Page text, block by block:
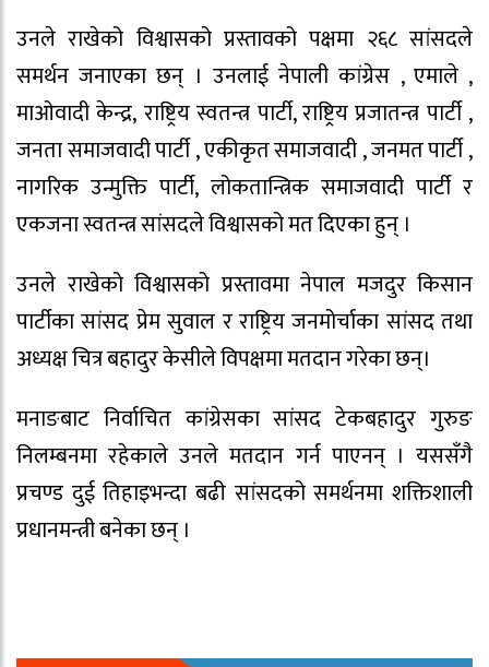
उनले राखेको विश्वासको प्रस्तावको पक्षमा २६८ सांसदले
समर्थन जनाएका छन् । उनलाई नेपाली कांग्रेस , एमाले ,
माओवादी केन्द्र, राष्ट्रिय स्वतन्त्र पार्टी, राष्ट्रिय प्रजातन्त्र पार्टी ,
जनता समाजवादी पार्टी , एकीकृत समाजवादी , जनमत पार्टी ,
नागरिक उन्मुक्ति पार्टी, लोकतान्त्रिक समाजवादी पार्टी र
एकजना स्वतन्त्र सांसदले विश्वासको मत दिएका हुन् ।
उनले राखेको विश्वासको प्रस्तावमा नेपाल मजदुर किसान
पार्टीका सांसद प्रेम सुवाल र राष्ट्रिय जनमोर्चाका सांसद तथा
अध्यक्ष चित्र बहादुर केसीले विपक्षमा मतदान गरेका छन्।
मनाङबाट निर्वाचित कांग्रेसका सांसद टेकबहादुर गुरुङ
निलम्बनमा रहेकाले उनले मतदान गर्न पाएनन् । यससँगै
प्रचण्ड दुई तिहाइभन्दा बढी सांसदको समर्थनमा शक्तिशाली
प्रधानमन्त्री बनेका छन् ।